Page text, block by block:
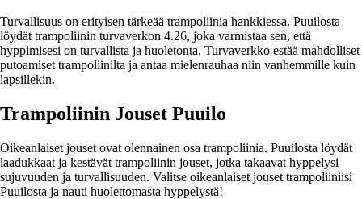
Turvallisuus on erityisen tärkeää trampoliinia hankkiessa. Puuilosta
löydät trampoliinin turvaverkon 4.26, joka varmistaa sen, että
hyppimisesi on turvallista ja huoletonta. Turvaverkko estää mahdolliset
putoamiset trampoliinilta ja antaa mielenrauhaa niin vanhemmille kuin
lapsillekin.
Trampoliinin Jouset Puuilo
Oikeanlaiset jouset ovat olennainen osa trampoliinia. Puuilosta löydät
laadukkaat ja kestävät trampoliinin jouset, jotka takaavat hyppelysi
sujuvuuden ja turvallisuuden. Valitse oikeanlaiset jouset trampoliiniisi
Puuilosta ja nauti huolettomasta hyppelystä!